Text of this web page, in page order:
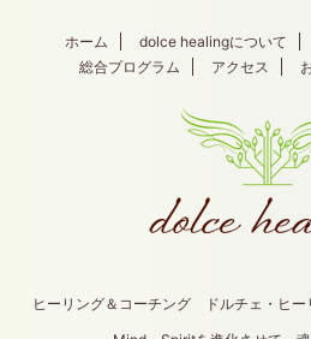
ホーム dolce healingについて
総合プログラム
アクセス
ヒーリング＆コーチング ドルチェ・ヒ